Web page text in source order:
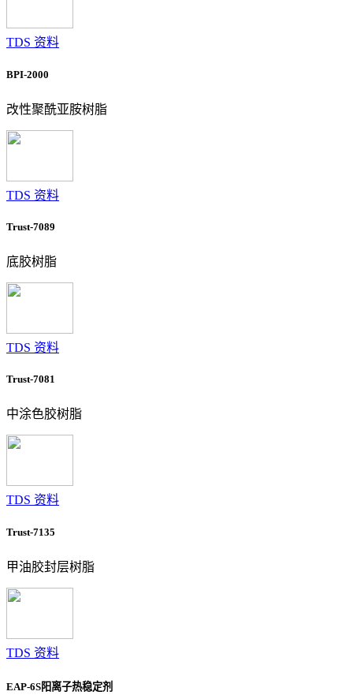
TDS 资料
BPI-2000
改性聚酰亚胺树脂
TDS 资料
Trust-7089
底胶树脂
TDS 资料
Trust-7081
中涂色胶树脂
TDS 资料
Trust-7135
甲油胶封层树脂
TDS 资料
EAP-6S阳离子热稳定剂